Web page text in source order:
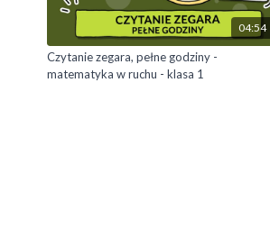
04:54
Czytanie zegara, pełne godziny -
matematyka w ruchu - klasa 1